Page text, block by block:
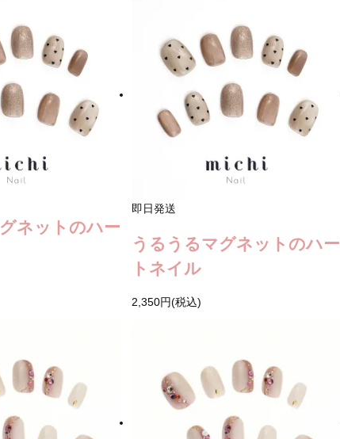
ネットのハー
即日発送
うるうるマグネットのハー
トネイル
2,350円(税込)